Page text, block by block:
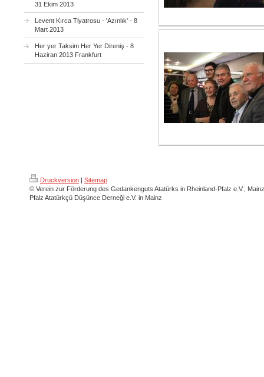
31 Ekim 2013
Levent Kırca Tiyatrosu - 'Azınlık' - 8
Mart 2013
Her yer Taksim Her Yer Direniş - 8
Haziran 2013 Frankfurt
Druckversion | Sitemap
© Verein zur Förderung des Gedankenguts Atatürks in Rheinland-Pfalz e.V.,
Pfalz Atatürkçü Düşünce Derneği e.V. in Mainz